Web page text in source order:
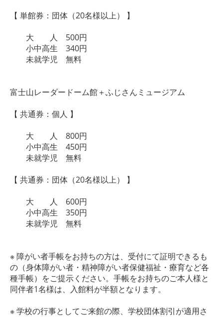
【 単館券：団体（20名様以上） 】
大 人 500円
小中高生 340円
未就学児 無料
富士山レーダードーム館＋ふじさんミュージアム
【 共通券：個人 】
大 人 800円
小中高生 450円
未就学児 無料
【 共通券：団体（20名様以上） 】
大 人 600円
小中高生 350円
未就学児 無料
※ 障がい者手帳をお持ちの方は、受付にて証明できるも
の（身体障がい者・精神障がい者保健福祉・療育など各
種手帳）をご提示ください。手帳をお持ちのご本人様と
同伴者1名様は、入館料が半額となります。
※ 学校の行事としてご来館の際、学校団体割引が適用さ